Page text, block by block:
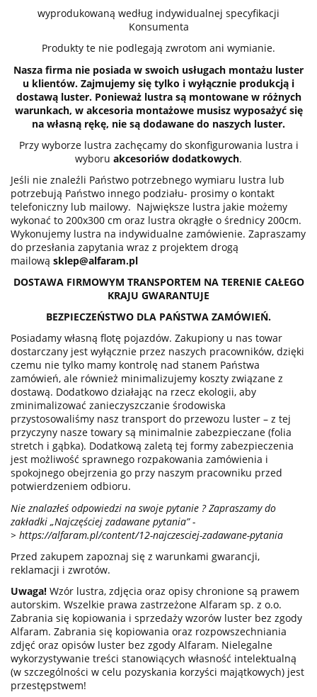
wyprodukowaną według indywidualnej specyfikacji
Konsumenta
Produkty te nie podlegają zwrotom ani wymianie.
Nasza firma nie posiada w swoich usługach montażu luster
u klientów. Zajmujemy się tylko i wyłącznie produkcją i
dostawą luster. Ponieważ lustra są montowane w różnych
warunkach, w akcesoria montażowe musisz wyposażyć się
na własną rękę, nie są dodawane do naszych luster.
Przy wyborze lustra zachęcamy do skonfigurowania lustra i
wyboru akcesoriów dodatkowych.
Jeśli nie znaleźli Państwo potrzebnego wymiaru lustra lub
potrzebują Państwo innego podziału- prosimy o kontakt
telefoniczny lub mailowy. Największe lustra jakie możemy
wykonać to 200x300 cm oraz lustra okrągłe o średnicy 200cm.
Wykonujemy lustra na indywidualne zamówienie. Zapraszamy
do przesłania zapytania wraz z projektem drogą
mailową sklep@alfaram.pl
DOSTAWA FIRMOWYM TRANSPORTEM NA TERENIE CAŁEGO
KRAJU GWARANTUJE
BEZPIECZEŃSTWO DLA PAŃSTWA ZAMÓWIEŃ.
Posiadamy własną flotę pojazdów. Zakupiony u nas towar
dostarczany jest wyłącznie przez naszych pracowników, dzięki
czemu nie tylko mamy kontrolę nad stanem Państwa
zamówień, ale również minimalizujemy koszty związane z
dostawą. Dodatkowo działając na rzecz ekologii, aby
zminimalizować zanieczyszczanie środowiska
przystosowaliśmy nasz transport do przewozu luster – z tej
przyczyny nasze towary są minimalnie zabezpieczane (folia
stretch i gąbka). Dodatkową zaletą tej formy zabezpieczenia
jest możliwość sprawnego rozpakowania zamówienia i
spokojnego obejrzenia go przy naszym pracowniku przed
potwierdzeniem odbioru.
Nie znalazłeś odpowiedzi na swoje pytanie ? Zapraszamy do
zakładki „Najczęściej zadawane pytania” -
> https://alfaram.pl/content/12-najczesciej-zadawane-pytania
Przed zakupem zapoznaj się z warunkami gwarancji,
reklamacji i zwrotów.
Uwaga! Wzór lustra, zdjęcia oraz opisy chronione są prawem
autorskim. Wszelkie prawa zastrzeżone Alfaram sp. z o.o.
Zabrania się kopiowania i sprzedaży wzorów luster bez zgody
Alfaram. Zabrania się kopiowania oraz rozpowszechniania
zdjęć oraz opisów luster bez zgody Alfaram. Nielegalne
wykorzystywanie treści stanowiących własność intelektualną
(w szczególności w celu pozyskania korzyści majątkowych) jest
przestępstwem!